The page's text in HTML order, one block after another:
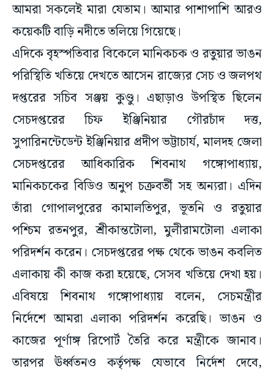
আমরা সকলেই মারা যেতাম। আমার পাশাপাশি আরও
কয়েকটি বাড়ি নদীতে তলিয়ে গিয়েছে।
এদিকে বৃহস্পতিবার বিকেলে মানিকচক ও রতুয়ার ভাঙন
পরিস্থিতি খতিয়ে দেখতে আসেন রাজ্যের সেচ ও জলপথ
দপ্তরের সচিব সঞ্জয় কুণ্ডু। এছাড়াও উপস্থিত ছিলেন
সেচদপ্তরের চিফ ইঞ্জিনিয়ার গৌরচাঁদ দত্ত,
সুপারিনন্টেডেন্ট ইঞ্জিনিয়ার প্রদীপ ভট্টাচার্য, মালদহ জেলা
সেচদপ্তরের আধিকারিক শিবনাথ গঙ্গোপাধ্যায়,
মানিকচকের বিডিও অনুপ চক্রবর্তী সহ অন্যরা। এদিন
তাঁরা গোপালপুরের কামালতিপুর, ভূতনি ও রতুয়ার
পশ্চিম রতনপুর, শ্রীকান্তটোলা, মুলীরামটোলা এলাকা
পরিদর্শন করেন। সেচদপ্তরের পক্ষ থেকে ভাঙন কবলিত
এলাকায় কী কাজ করা হয়েছে, সেসব খতিয়ে দেখা হয়।
এবিষয়ে শিবনাথ গঙ্গোপাধ্যায় বলেন, সেচমন্ত্রীর
নির্দেশে আমরা এলাকা পরিদর্শন করেছি। ভাঙন ও
কাজের পূর্ণাঙ্গ রিপোর্ট তৈরি করে মন্ত্রীকে জানাব।
তারপর ঊর্ধ্বতনও কর্তৃপক্ষ যেভাবে নির্দেশ দেবে,